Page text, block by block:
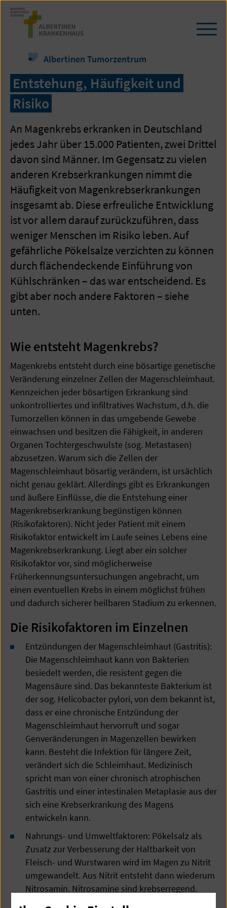
Zum
Seiteninhalt
springen
Albertinen Tumorzentrum
Entstehung, Häufigkeit und
Risiko
An Magenkrebs erkranken in Deutschland
jedes Jahr über 15.000 Patienten, zwei Drittel
davon sind Männer. Im Gegensatz zu vielen
anderen Krebserkrankungen nimmt die
Häufigkeit von Magenkrebserkrankungen
insgesamt ab. Diese erfreuliche Entwicklung
ist vor allem darauf zurückzuführen, dass
weniger Menschen im Risiko leben. Auf
gefährliche Pökelsalze verzichten zu können
durch flächendeckende Einführung von
Kühlschränken – das war entscheidend. Es
gibt aber noch andere Faktoren – siehe
unten.
Wie entsteht Magenkrebs?
Magenkrebs entsteht durch eine bösartige genetische
Veränderung einzelner Zellen der Magenschleimhaut.
Kennzeichen jeder bösartigen Erkrankung sind
unkontrolliertes und infiltratives Wachstum, d.h. die
Tumorzellen können in das umgebende Gewebe
einwachsen und besitzen die Fähigkeit, in anderen
Organen Tochtergeschwulste (sog. Metastasen)
abzusetzen. Warum sich die Zellen der
Magenschleimhaut bösartig verändern, ist ursächlich
nicht genau geklärt. Allerdings gibt es Erkrankungen
und äußere Einflüsse, die die Entstehung einer
Magenkrebserkrankung begünstigen können
(Risikofaktoren). Nicht jeder Patient mit einem
Risikofaktor entwickelt im Laufe seines Lebens eine
Magenkrebserkrankung. Liegt aber ein solcher
Risikofaktor vor, sind möglicherweise
Früherkennungsuntersuchungen angebracht, um
einen eventuellen Krebs in einem möglichst frühen
und dadurch sicherer heilbaren Stadium zu erkennen.
Die Risikofaktoren im Einzelnen
Entzündungen der Magenschleimhaut (Gastritis):
Die Magenschleimhaut kann von Bakterien
besiedelt werden, die resistent gegen die
Magensäure sind. Das bekannteste Bakterium ist
der sog. Helicobacter pylori, von dem bekannt ist,
dass er eine chronische Entzündung der
Magenschleimhaut hervorruft und sogar
Genveränderungen in Magenzellen bewirken
kann. Besteht die Infektion für längere Zeit,
verändert sich die Schleimhaut. Medizinisch
spricht man von einer chronisch atrophischen
Gastritis und einer intestinalen Metaplasie aus der
sich eine Krebserkrankung des Magens
entwickeln kann.
Nahrungs- und Umweltfaktoren: Pökelsalz als
Zusatz zur Verbesserung der Haltbarkeit von
Fleisch- und Wurstwaren wird im Magen zu Nitrit
umgewandelt. Aus Nitrit entsteht dann wiederum
Nitrosamin. Nitrosamine sind krebserregend.